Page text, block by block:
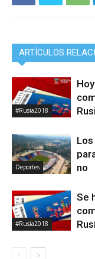
ARTÍCULOS
#Rusia2018
Deportes
no
#Rusia2018
Se